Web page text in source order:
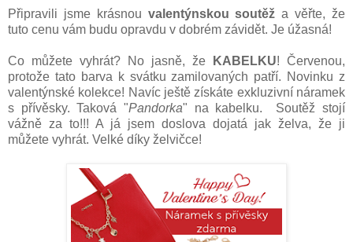
Připravili jsme krásnou valentýnskou soutěž a věřte, že
tuto cenu vám budu opravdu v dobrém závidět. Je úžasná!
Co můžete vyhrát? No jasně, že KABELKU! Červenou,
protože tato barva k svátku zamilovaných patří. Novinku z
valentýnské kolekce! Navíc ještě získáte exkluzivní náramek
s přívěsky. Taková "Pandorka" na kabelku. Soutěž stojí
vážně za to!!! A já jsem doslova dojatá jak želva, že ji
můžete vyhrát. Velké díky želvičce!